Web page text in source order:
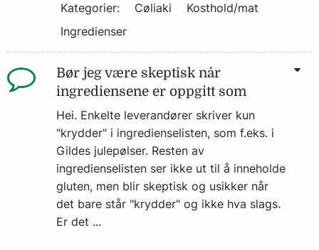
Kategorier: Cøliaki
Kosthold/mat
Ingredienser
Bør jeg være skeptisk når
ingrediensene er oppgitt som
Hei. Enkelte leverandører skriver kun
"krydder" i ingredienselisten, som f.eks. i
Gildes julepølser. Resten av
ingredienselisten ser ikke ut til å inneholde
gluten, men blir skeptisk og usikker når
det bare står "krydder" og ikke hva slags.
Er det ...